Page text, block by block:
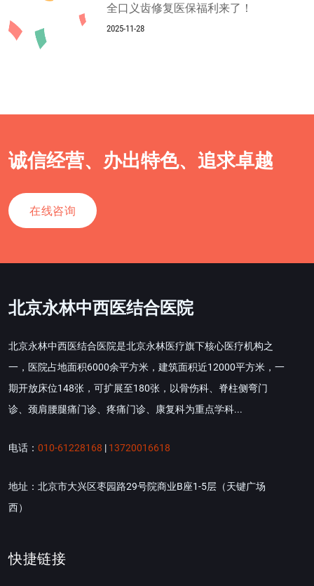
全口义齿修复医保福利来了！
2025-11-28
诚信经营、办出特色、追求卓越
在线咨询
北京永林中西医结合医院
北京永林中西医结合医院是北京永林医疗旗下核心医疗机构之
一，医院占地面积6000余平方米，建筑面积近12000平方米，一
期开放床位148张，可扩展至180张，以骨伤科、脊柱侧弯门
诊、颈肩腰腿痛门诊、疼痛门诊、康复科为重点学科...
电话： 010-61228168 | 13720016618
地址：北京市大兴区枣园路29号院商业B座1-5层（天键广场
西）
快捷链接